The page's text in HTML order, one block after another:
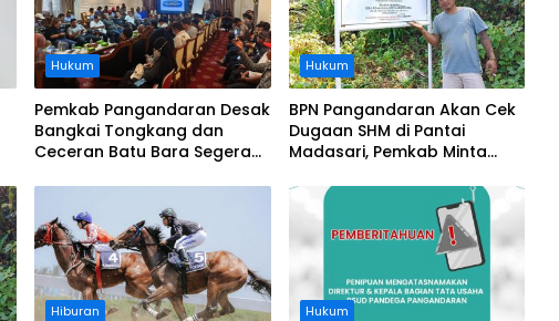
Hukum
Pemkab Pangandaran Desak
Bangkai Tongkang dan
Ceceran Batu Bara Segera
Koordinasi Perusahaan
Hukum
BPN Pangandaran Akan Cek
Dugaan SHM di Pantai
Madasari, Pemkab Minta
Hiburan Hukum